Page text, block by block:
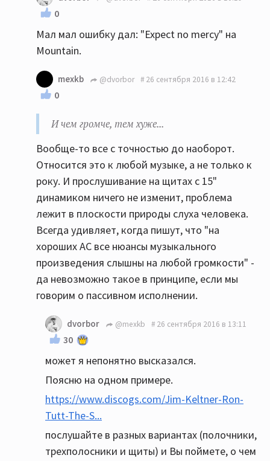
0
Мал мал ошибку дал: "Expect no mercy" на
Mountain.
mexkb @dvorbor 26 сентября 2016 в 12:42
0
И чем громче, тем хуже...
Вообще-то все с точностью до наоборот.
Относится это к любой музыке, а не только к
року. И прослушивание на щитах с 15"
динамиком ничего не изменит, проблема
лежит в плоскости природы слуха человека.
Всегда удивляет, когда пишут, что "на
хороших АС все нюансы музыкального
произведения слышны на любой громкости" -
да невозможно такое в принципе, если мы
говорим о пассивном исполнении.
dvorbor @mexkb 26 сентября 2016 в 13:11
30
может я непонятно высказался.
Поясню на одном примере.
https://www.discogs.com/Jim-Keltner-Ron-
Tutt-The-S...
послушайте в разных вариантах (полочники,
трехполосники и щиты) и Вы поймете, о чем